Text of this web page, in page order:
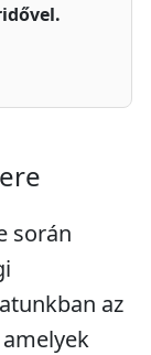
során
az